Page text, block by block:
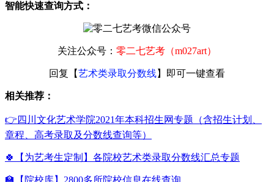
智能快速查询方式：
关注公众号： 零二七艺考（m027art）
回复【艺术类录取分数线】即可一键查看
相关推荐：
👉四川文化艺术学院2021年本科招生网专题（含招生计划、
章程、高考录取及分数线查询等）
🍀【为艺考生定制】各院校艺术类录取分数线汇总专题